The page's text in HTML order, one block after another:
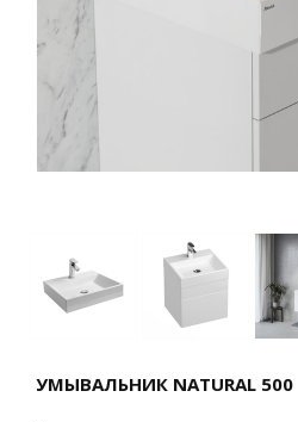
УМЫВАЛЬНИК NATURAL 500